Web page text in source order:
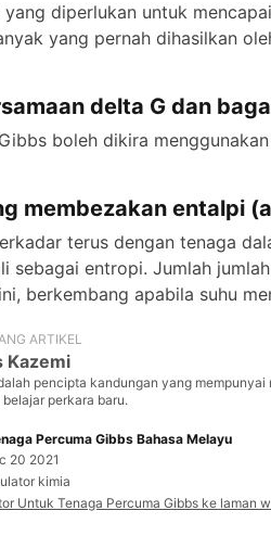
yang diperlukan untuk
yang pernah dihasilkan
delta G dan
boleh dikira
membezakan entalpi
terus dengan tenaga
sebagai entropi. Jumlah
berkembang apabila suhu
ARTIKEL
Kazemi
pencipta kandungan yang
perkara baru.
Percuma Gibbs Bahasa Melayu
20 2021
kimia
Untuk Tenaga Percuma Gibbs ke laman